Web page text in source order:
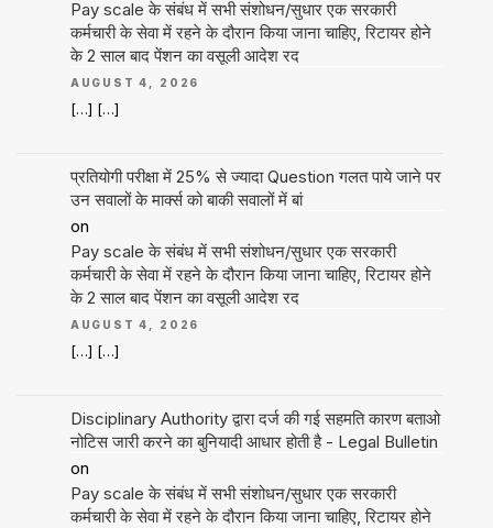
Pay scale के संबंध में सभी संशोधन/सुधार एक सरकारी
कर्मचारी के सेवा में रहने के दौरान किया जाना चाहिए, रिटायर होने
के 2 साल बाद पेंशन का वसूली आदेश रद
AUGUST 4, 2026
[…] […]
प्रतियोगी परीक्षा में 25% से ज्यादा Question गलत पाये जाने पर
उन सवालों के मार्क्स को बाकी सवालों में बां
on
Pay scale के संबंध में सभी संशोधन/सुधार एक सरकारी
कर्मचारी के सेवा में रहने के दौरान किया जाना चाहिए, रिटायर होने
के 2 साल बाद पेंशन का वसूली आदेश रद
AUGUST 4, 2026
[…] […]
Disciplinary Authority द्वारा दर्ज की गई सहमति कारण बताओ
नोटिस जारी करने का बुनियादी आधार होती है - Legal Bulletin
on
Pay scale के संबंध में सभी संशोधन/सुधार एक सरकारी
कर्मचारी के सेवा में रहने के दौरान किया जाना चाहिए, रिटायर होने